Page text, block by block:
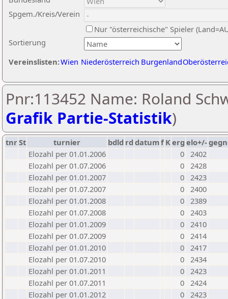
Sortierung
Spgem./Kreis/Verein
Nur "österreichische" Spieler
Vereinslisten:Wien Niederösterreich Burgenland
Pnr:113452 Name: Roland
Grafik Partie-Statistik)
tnrSt turnier bdld rd datumf Kerg elo+/-
Elozahl per 01.01.2006
0 2402
Elozahl per 01.07.2006
0 2428
Elozahl per 01.01.2007
0 2423
Elozahl per 01.07.2007
0 2400
Elozahl per 01.01.2008
0 2389
Elozahl per 01.07.2008
0 2403
Elozahl per 01.01.2009
0 2410
Elozahl per 01.07.2009
0 2414
Elozahl per 01.01.2010
0 2417
Elozahl per 01.07.2010
0 2434
Elozahl per 01.01.2011
0 2423
Elozahl per 01.07.2011
0 2424
Elozahl per 01.01.2012
0 2423